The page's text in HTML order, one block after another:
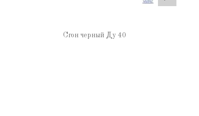
Сгон черный Ду 40